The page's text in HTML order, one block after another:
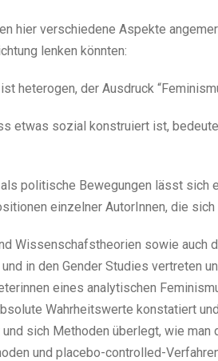
hier verschiedene Aspekte
lenken könnten:
heterogen, der Ausdruck
etwas sozial konstruiert ist,
politische Bewegungen lässt sich
einzelner AutorInnen, die
Wissenschafstheorien sowie auch
in den Gender Studies vertreten
eines analytischen
Wahrheitswerte konstatiert
sich Methoden überlegt, wie
und placebo-controlled-